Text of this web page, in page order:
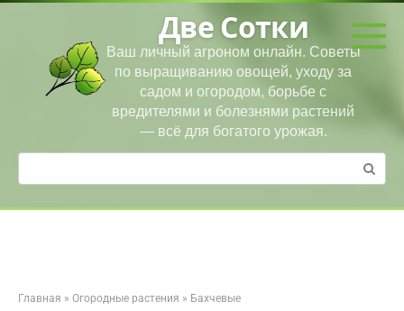
Перейти
Две Сотки
Ваш личный агроном онлайн. Советы
по выращиванию овощей, уходу за
садом и огородом, борьбе с
вредителями и болезнями растений
— всё для богатого урожая.
Поиск:
Главная » Огородные растения » Бахчевые